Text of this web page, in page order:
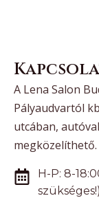
A Lena Salon
Pályaudvartól
utcában,
megközelíthető.
H-P: 8-
szükséges!)